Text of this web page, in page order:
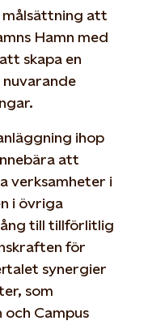
målsättning att
Hamn med
skapa en
ihop
att
verksamheter i
i övriga
till tillförlitlig
för
synergier
som
och Campus